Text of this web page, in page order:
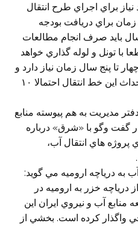
براي اجراي طرح انتقال
براي دريافت بودجه
بايد صرف انجام مطالعات
با تونل و لوله گذاري خواهد
تا پنج سال زمان نياز دارد و
با توجه به وضعيت اعتبارات، احداث اين خط انتقال احتمالا ١٠
مديريت به هم پيوسته منابع
گفت وگو با «شرق» درباره
پروژه هاي انتقال آب،
به درياچه اروميه مي گويد:
درياچه خزر به اروميه در
آب و نيروي ايران اين
واگذار کرده است. بخشي از